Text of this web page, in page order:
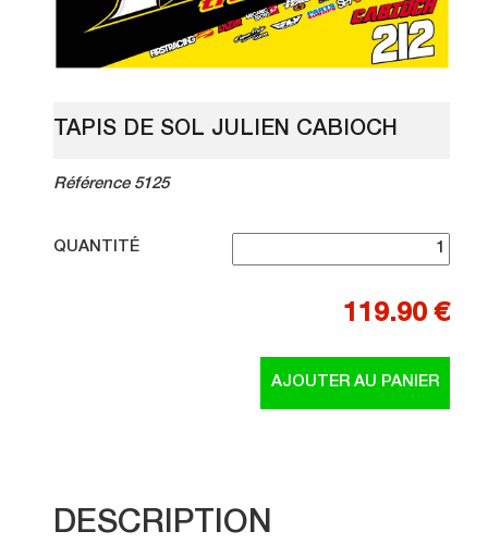
TAPIS DE SOL JULIEN CABIOCH
Référence 5125
QUANTITÉ
119.90 €
DESCRIPTION